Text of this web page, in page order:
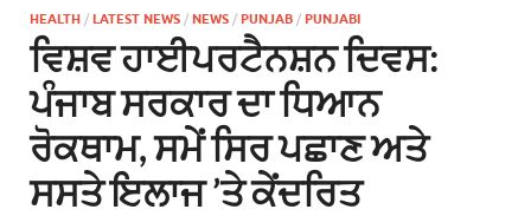
HEALTH / LATEST NEWS / NEWS / PUNJAB / PUNJABI
ਵਿਸ਼ਵ ਹਾਈਪਰਟੈਨਸ਼ਨ ਦਿਵਸ:
ਪੰਜਾਬ ਸਰਕਾਰ ਦਾ ਧਿਆਨ
ਰੋਕਥਾਮ, ਸਮੇਂ ਸਿਰ ਪਛਾਣ ਅਤੇ
ਸਸਤੇ ਇਲਾਜ ’ਤੇ ਕੇਂਦਰਿਤ